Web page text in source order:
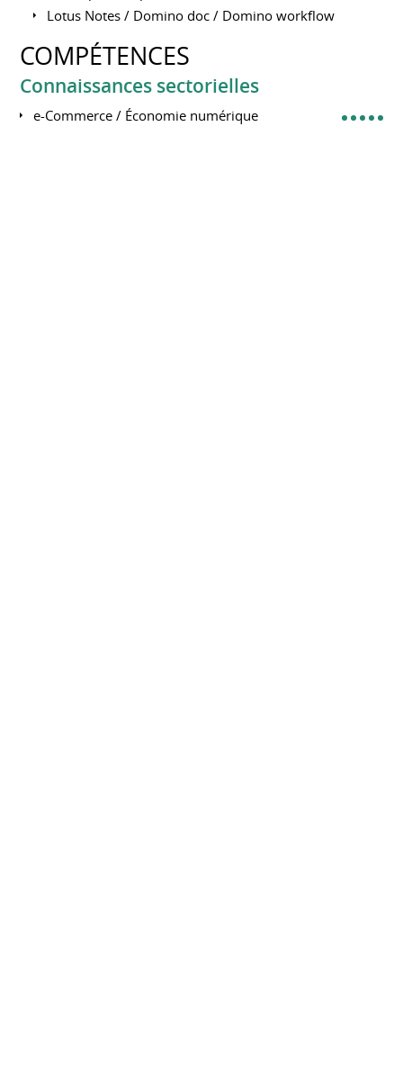
Lotus Notes / Domino doc / Domino workflow
COMPÉTENCES
Connaissances sectorielles
e-Commerce / Économie numérique